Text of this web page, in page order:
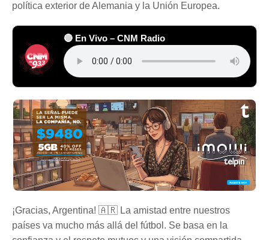
política exterior de Alemania y la Unión Europea.
🔴 En Vivo – CNM Radio
¡Gracias, Argentina! 🇦🇷 La amistad entre nuestros
países va mucho más allá del fútbol. Se basa en la